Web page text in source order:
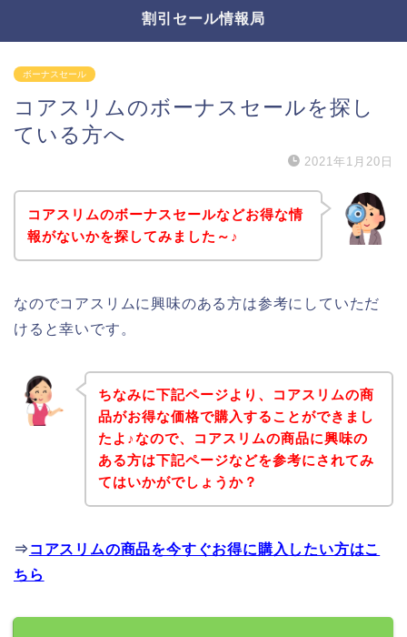
割引セール情報局
ボーナスセール
コアスリムのボーナスセールを探し
ている方へ
2021年1月20日
コアスリムのボーナスセールなどお得な情
報がないかを探してみました～♪
なのでコアスリムに興味のある方は参考にしていただ
けると幸いです。
ちなみに下記ページより、コアスリムの商
品がお得な価格で購入することができまし
たよ♪なので、コアスリムの商品に興味の
ある方は下記ページなどを参考にされてみ
てはいかがでしょうか？
⇒ コアスリムの商品を今すぐお得に購入したい方はこ
ちら